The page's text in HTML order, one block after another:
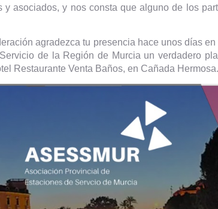
asociados, y nos consta que alguno de los
agradezca tu presencia hace unos días
de la Región de Murcia un verdadero
Restaurante Venta Baños, en Cañada Hermosa.